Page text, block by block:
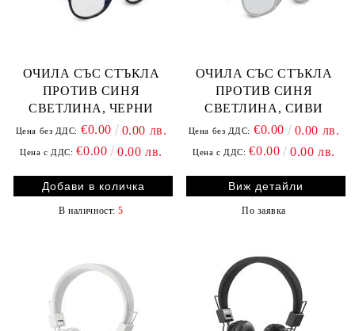
ОЧИЛА СЪС СТЪКЛА
ПРОТИВ СИНЯ
СВЕТЛИНА, ЧЕРНИ
Цена без ДДС: €0.00 0.00 лв.
Цена с ДДС: €0.00 0.00 лв.
В наличност:5
ОЧИЛА СЪС СТЪКЛА
ПРОТИВ СИНЯ
СВЕТЛИНА, СИВИ
Цена без ДДС: €0.00 0.00 лв.
Цена с ДДС: €0.00 0.00 лв.
Виж детайли
По заявка